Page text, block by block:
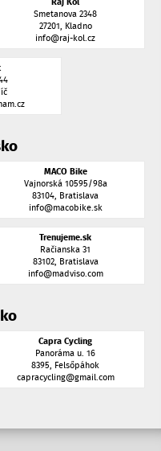
Smetanova 2348
27201, Kladno
info@raj-kol.cz
MACO Bike
Vajnorská 10595/98a
83104, Bratislava
info@macobike.sk
Trenujeme.sk
Račianska 31
83102, Bratislava
info@madviso.com
Capra Cycling
Panoráma u. 16
8395, Felsőpáhok
capracycling@gmail.com